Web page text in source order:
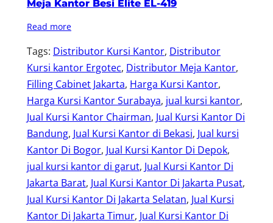
Meja Kantor Besi Elite EL-419
Read more
Tags: Distributor Kursi Kantor, Distributor
Kursi kantor Ergotec, Distributor Meja Kantor
Filling Cabinet Jakarta, Harga Kursi Kantor
Harga Kursi Kantor Surabaya, jual kursi kantor
Jual Kursi Kantor Chairman, Jual Kursi Kantor Di
Bandung, Jual Kursi Kantor di Bekasi, Jual kursi
Kantor Di Bogor, Jual Kursi Kantor Di Depok
jual kursi kantor di garut, Jual Kursi Kantor Di
Jakarta Barat, Jual Kursi Kantor Di Jakarta Pusat
Jual Kursi Kantor Di Jakarta Selatan, Jual Kursi
Kantor Di Jakarta Timur, Jual Kursi Kantor Di